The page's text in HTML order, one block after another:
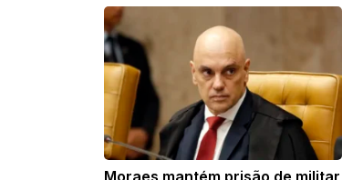
Moraes mantém prisão de militar